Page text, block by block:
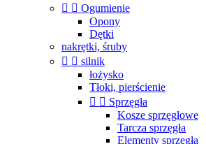
  Ogumienie
Opony
Dętki
nakrętki, śruby
  silnik
łożysko
Tłoki, pierścienie
  Sprzęgła
Kosze sprzęgłowe
Tarcza sprzęgła
Elementy sprzęgła